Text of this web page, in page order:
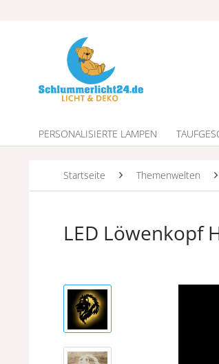
PERSONALISIERTE LAMPEN
Startseite Themenwelten
LED Löwenkopf